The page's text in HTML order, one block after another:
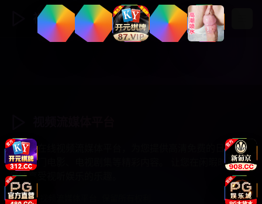
视频流媒体 登录 注册
专业的在线视频流媒体平台，为您提供高清免费的日韩综
艺、热门电影、电视剧集等精彩内容。 让您在闲暇时光中
尽情享受视听娱乐的乐趣。
© 2025 视频流媒体平台. 保留所有权利.